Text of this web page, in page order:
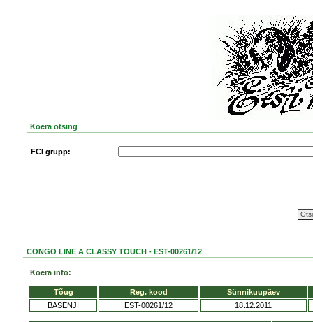
Koera otsing
FCI grupp:
CONGO LINE A CLASSY TOUCH - EST-00261/12
Koera info:
Tõug Reg. kood
Sünnikuupäev
BASENJI
EST-00261/12 18.12.2011